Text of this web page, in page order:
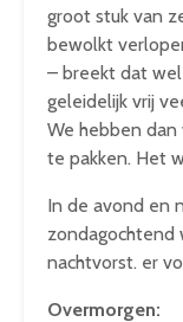
groot stuk van
bewolkt
– breekt dat
geleidelijk vrij
We hebben
te pakken. Het
In de avond en
zondagochtend
nachtvorst. er
Overmorgen: